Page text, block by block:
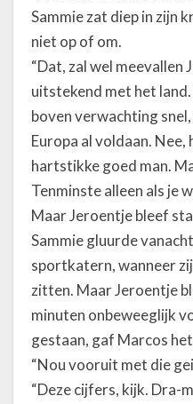
Sammie zat diep in zijn
niet op of om.
“Dat, zal wel meevallen
uitstekend met het
boven verwachting snel,
Europa al voldaan.
hartstikke goed man.
Tenminste alleen als je
Maar Jeroentje bleef
Sammie gluurde
sportkatern, wanneer
zitten. Maar Jeroentje
minuten onbeweeglijk
gestaan, gaf Marcos
“Nou vooruit met die
“Deze cijfers, kijk. Dra-